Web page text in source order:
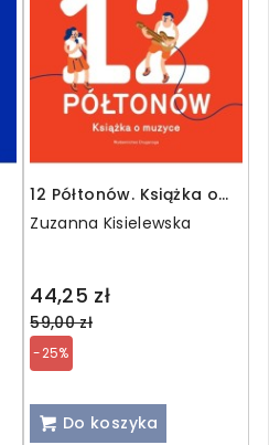
12 Półtonów. Książka o
muzyce
Zuzanna Kisielewska
44,25 zł
Regular
price
59,00 zł
-25%
Do koszyka